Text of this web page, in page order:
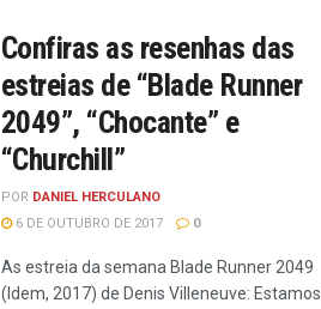
Confiras as resenhas das
estreias de “Blade Runner
2049”, “Chocante” e
“Churchill”
POR DANIEL HERCULANO
6 DE OUTUBRO DE 2017
0
As estreia da semana Blade Runner 2049
(Idem, 2017) de Denis Villeneuve: Estamos